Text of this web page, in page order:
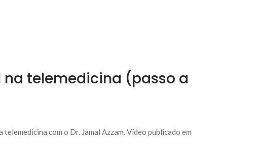
telemedicina (passo a
com o Dr. Jamal Azzam. Vídeo publicado em